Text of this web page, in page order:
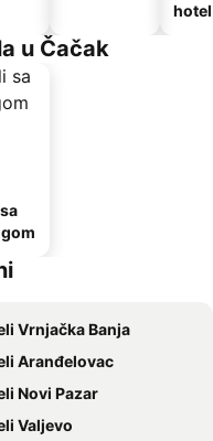
hotel
u Čačak
Vrnjačka Banja
Aranđelovac
Novi Pazar
Valjevo